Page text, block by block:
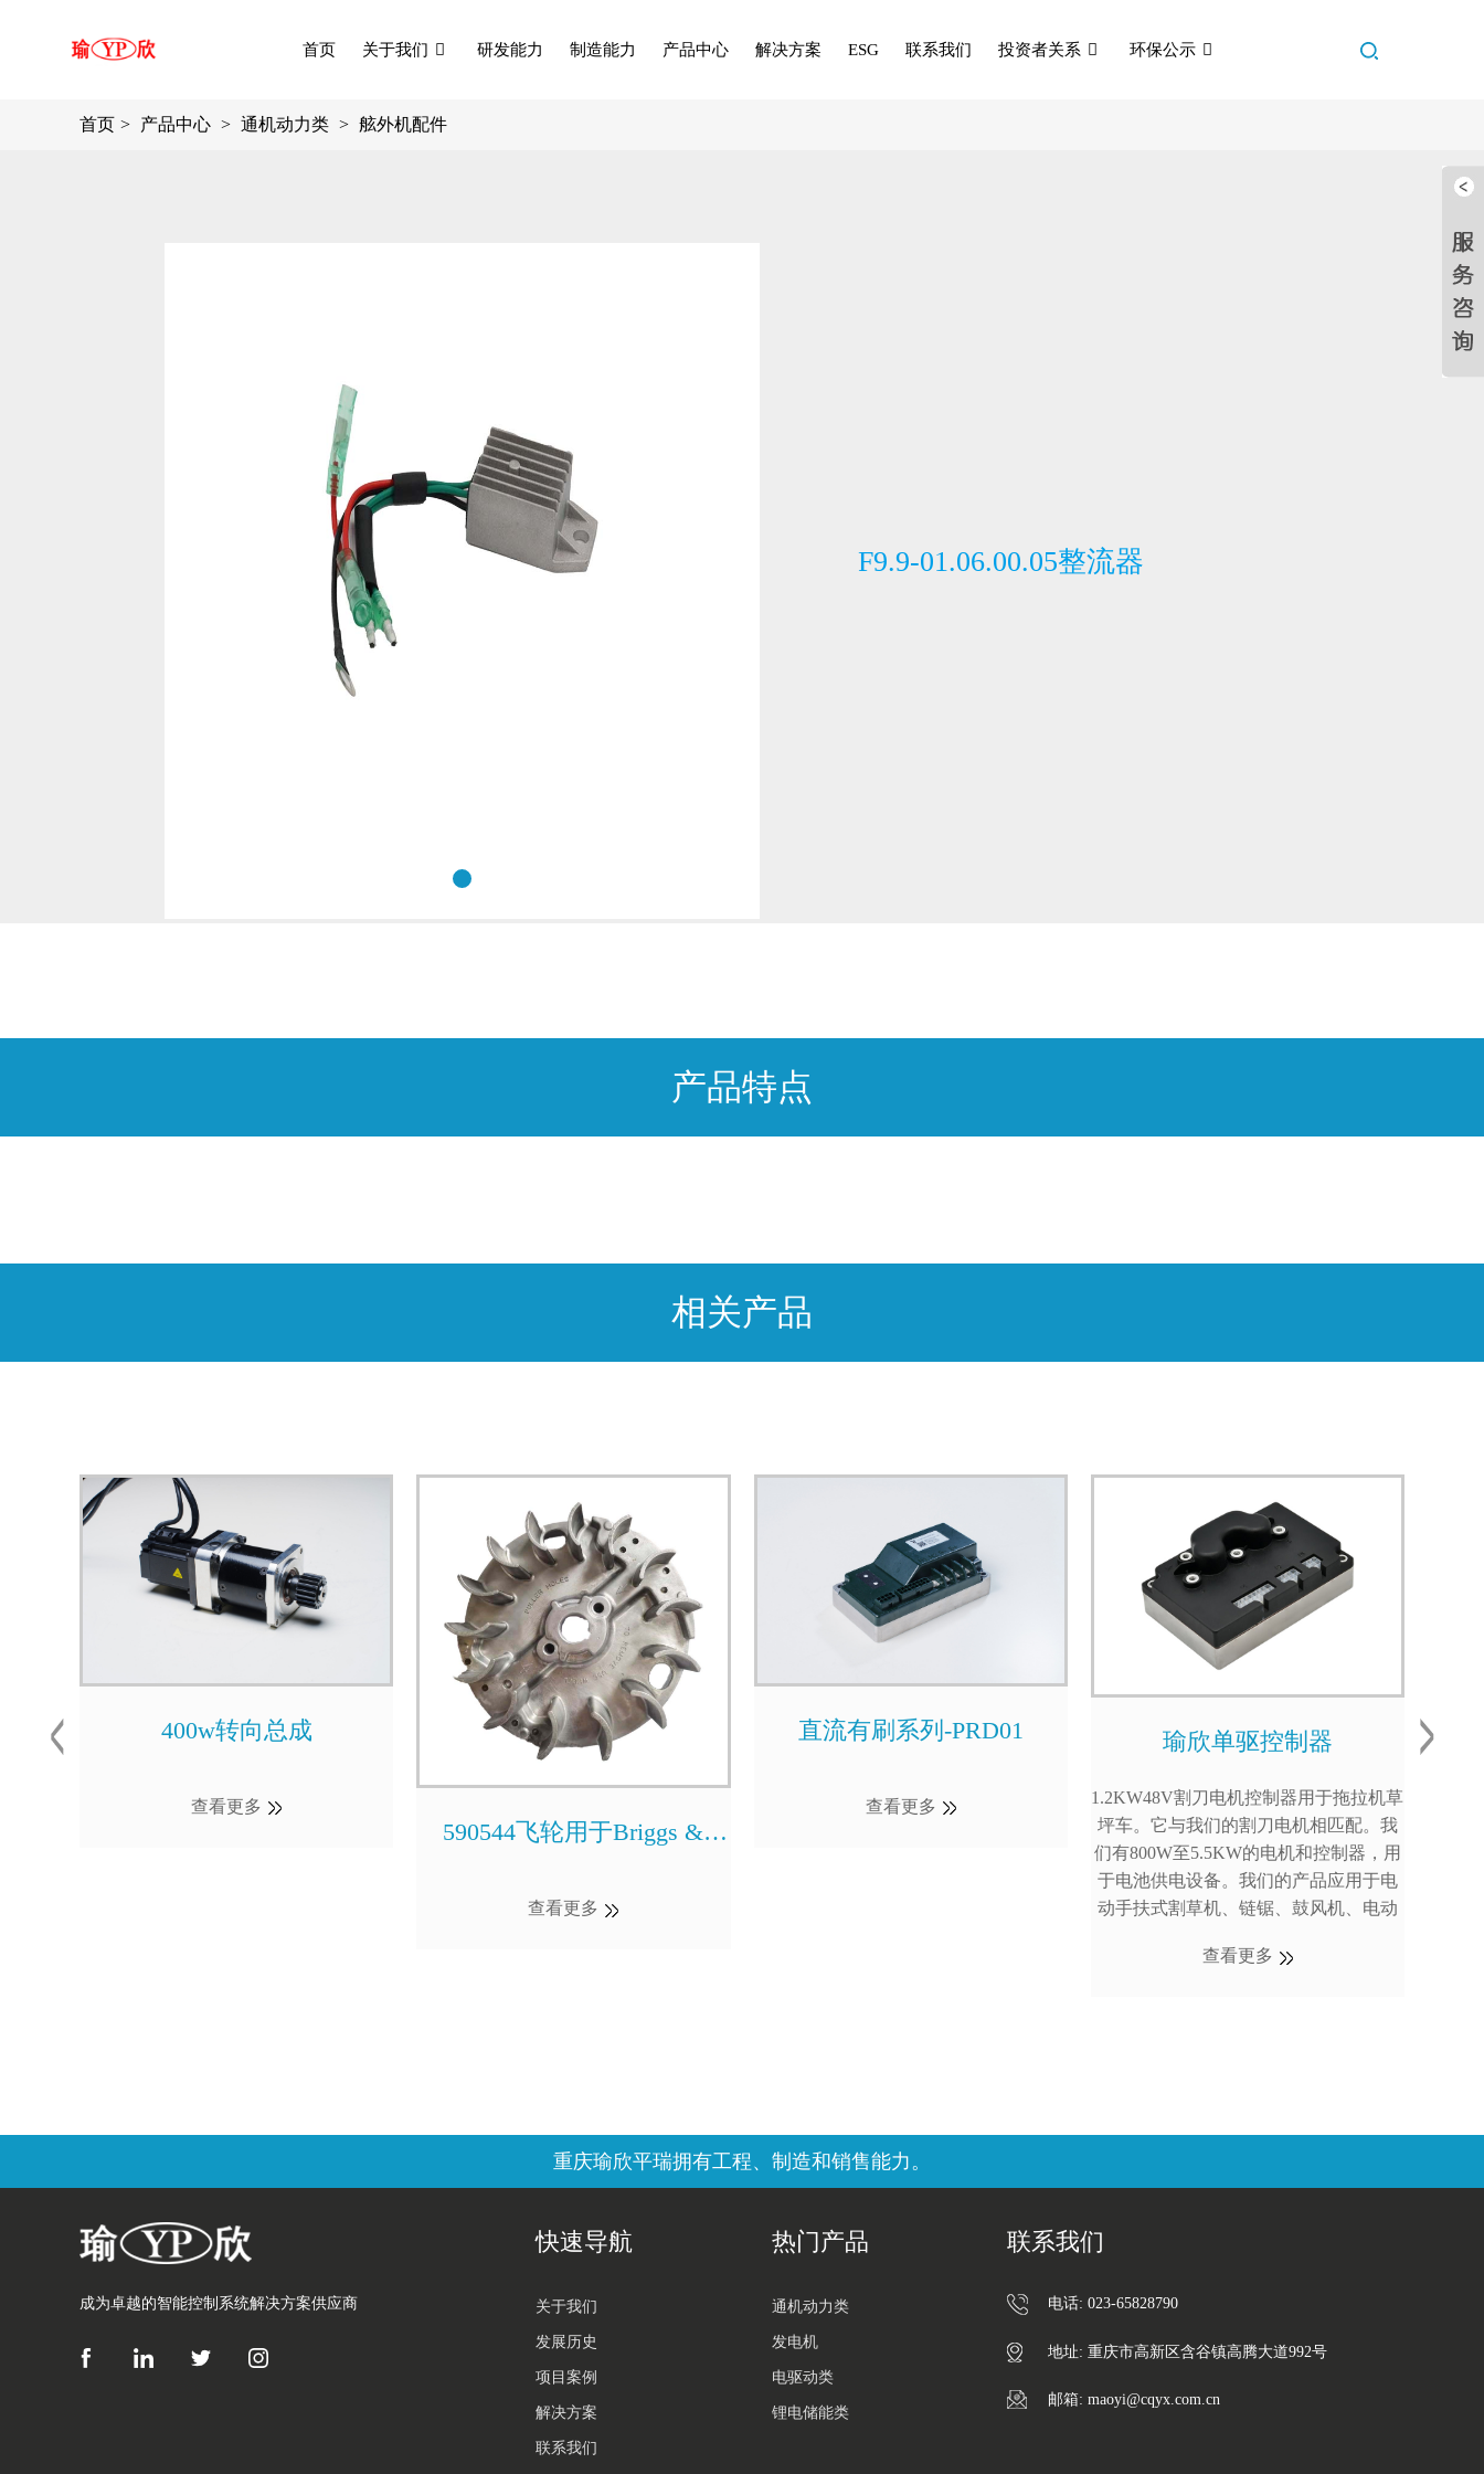
首页 关于我们 研发能力 制造能力 产品中心 解决方案 ESG 联系我们 投资者关系 环保公示
首页 产品中心 通机动力类 舷外机配件
F9.9-01.06.00.05整流器
产品特点
相关产品
400w转向总成
查看更多
590544飞轮用于Briggs &
查看更多
直流有刷系列-PRD01
查看更多
瑜欣单驱控制器
1.2KW48V割刀电机控制器用于拖拉机草
坪车。它与我们的割刀电机相匹配。我
们有800W至5.5KW的电机和控制器，用
于电池供电设备。我们的产品应用于电
动手扶式割草机、链锯、鼓风机、电动
在这个行业有大约27年的经验。我们是
查看更多
重庆瑜欣平瑞拥有工程、制造和销售能力。
成为卓越的智能控制系统解决方案供应商
快速导航
关于我们
发展历史
项目案例
解决方案
联系我们
热门产品
通机动力类
发电机
电驱动类
锂电储能类
联系我们
电话: 023-65828790
地址: 重庆市高新区含谷镇高腾大道992号
邮箱: maoyi@cqyx.com.cn